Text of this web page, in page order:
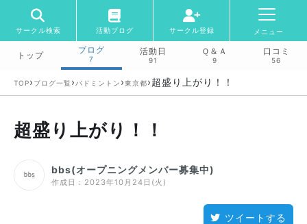
サークル検索 活動ブログ サークル登録 メニュー
トップ
ブログ
7
活動日
91
Ｑ＆Ａ
9
口コミ
56
TOP› ブログ一覧 › バドミントン ›東京都›超盛り上がり！！
超盛り上がり！！
bbs(オープニングメンバー募集中)
作成日： 2023年10月24日(火)
ツイートする